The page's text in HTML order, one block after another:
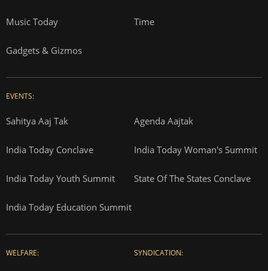
Music Today Time
Gadgets & Gizmos
EVENTS:
Sahitya Aaj Tak Agenda Aajtak
India Today Conclave India Today Woman's Summit
India Today Youth Summit State Of The States Conclave
India Today Education Summit
WELFARE: SYNDICATION: